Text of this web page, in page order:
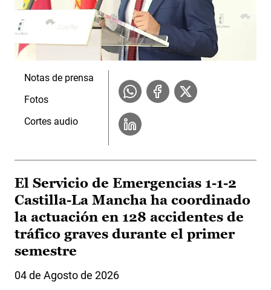
Notas de prensa
Fotos
Cortes audio
El Servicio de Emergencias 1-1-2
Castilla-La Mancha ha coordinado
la actuación en 128 accidentes de
tráfico graves durante el primer
semestre
04 de Agosto de 2026